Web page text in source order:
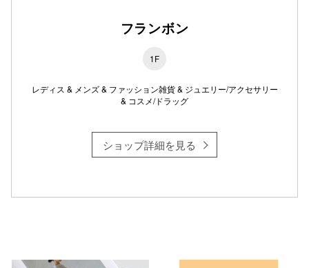
フランボン
1F
レディス & メンズ & ファッション雑貨 & ジュエリー/アクセサリー
& コスメ/ドラッグ
ショップ詳細を見る